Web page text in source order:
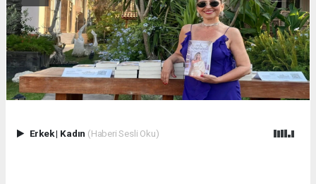
Erkek| Kadın (Haberi Sesli Oku)